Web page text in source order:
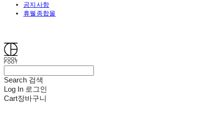
공지사항
휴웰종합몰
Search 검색
Log In 로그인
Cart장바구니